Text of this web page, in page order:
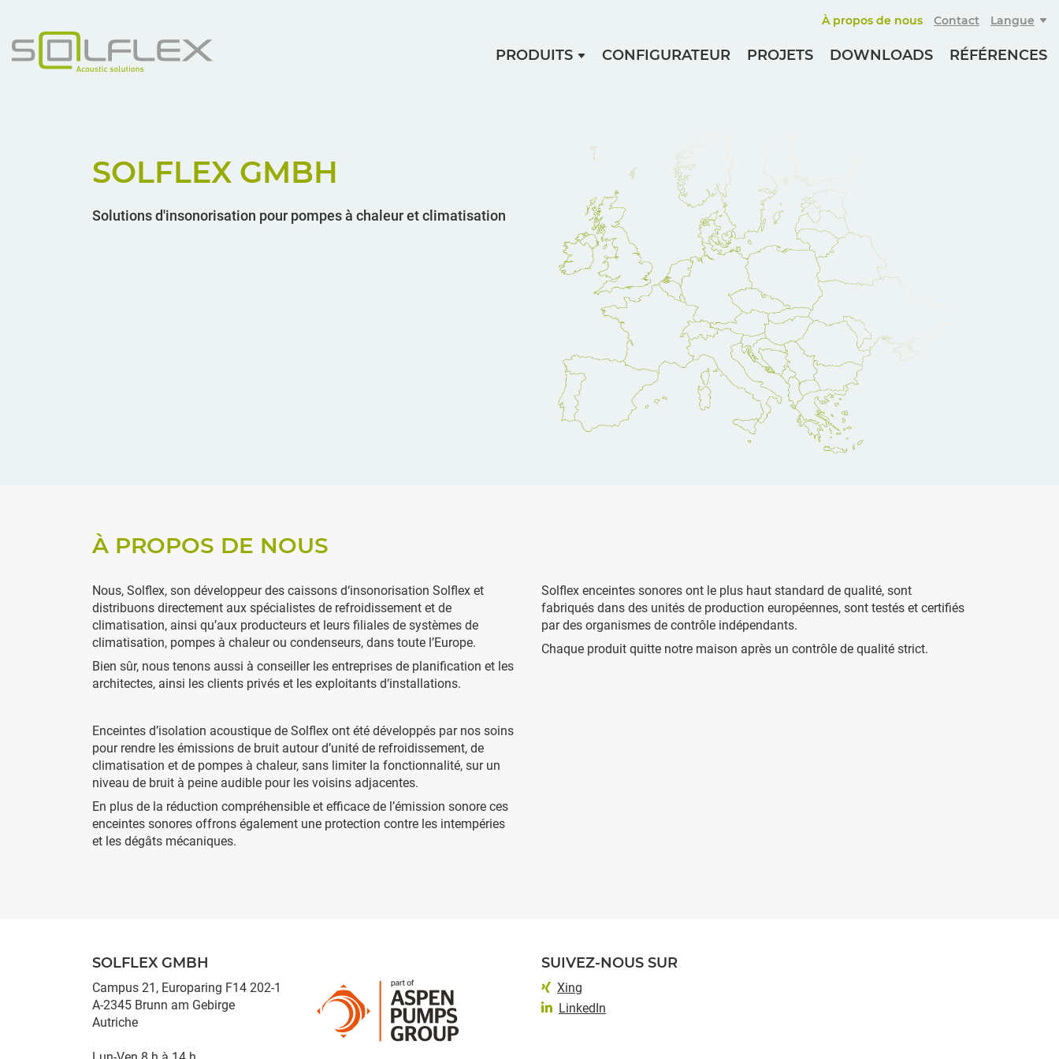
À propos de nous Contact Langue
PRODUITS CONFIGURATEUR PROJETS DOWNLOADS RÉFÉRENCES
SOLFLEX GMBH
Solutions d'insonorisation pour pompes à chaleur et climatisation
À PROPOS DE NOUS
Nous, Solflex, son développeur des caissons d‘insonorisation Solflex et
distribuons directement aux spécialistes de refroidissement et de
climatisation, ainsi qu’aux producteurs et leurs filiales de systèmes de
climatisation, pompes à chaleur ou condenseurs, dans toute l’Europe.
Bien sûr, nous tenons aussi à conseiller les entreprises de planification et les
architectes, ainsi les clients privés et les exploitants d‘installations.
Enceintes d’isolation acoustique de Solflex ont été développés par nos soins
pour rendre les émissions de bruit autour d’unité de refroidissement, de
climatisation et de pompes à chaleur, sans limiter la fonctionnalité, sur un
niveau de bruit à peine audible pour les voisins adjacentes.
En plus de la réduction compréhensible et efficace de l’émission sonore ces
enceintes sonores offrons également une protection contre les intempéries
et les dégâts mécaniques.
Solflex enceintes sonores ont le plus haut standard de qualité, sont
fabriqués dans des unités de production européennes, sont testés et certifiés
par des organismes de contrôle indépendants.
Chaque produit quitte notre maison après un contrôle de qualité strict.
SOLFLEX GMBH
Campus 21, Europaring F14 202-1
A-2345 Brunn am Gebirge
Autriche
SUIVEZ-NOUS SUR
Xing
LinkedIn